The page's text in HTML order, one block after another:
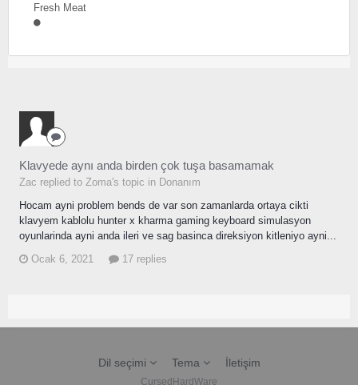
Fresh Meat
Klavyede aynı anda birden çok tuşa basamamak
Zac replied to Zoma's topic in Donanım
Hocam ayni problem bends de var son zamanlarda ortaya cikti
klavyem kablolu hunter x kharma gaming keyboard simulasyon
oyunlarinda ayni anda ileri ve sag basinca direksiyon kitleniyo ayni...
Ocak 6, 2021
17 replies
Dil seçimi Tema İletişim
CursedHardWare